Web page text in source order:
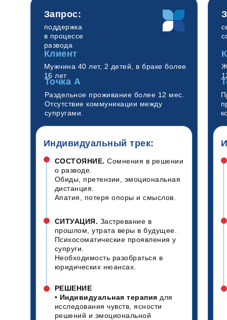
поддержка
в процессе
развода
Запрос:
Мужчина 40 лет, 2 детей, в браке более
16 лет
Раздельное проживание более 12 мес.
Отсутствие коммуникации между
супругами.
Клиент
Точка А
СОСТОЯНИЕ. Сомнения в решении
о разводе.
Обиды, претензии, эмоциональная
дистанция.
Апатия, потеря опоры и смыслов.
Индивидуальный трек:
СИТУАЦИЯ. Застревание в
прошлом, утрата веры в будущее.
Психосоматические проявления у
супруги.
Необходимость разобраться в
юридических нюансах.
РЕШЕНИЕ
• Индивидуальная терапия для
исследования чувств, ясности
решений и эмоциональной